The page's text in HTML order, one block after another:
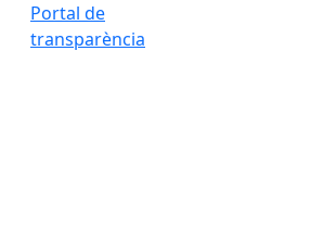
Portal de
transparència